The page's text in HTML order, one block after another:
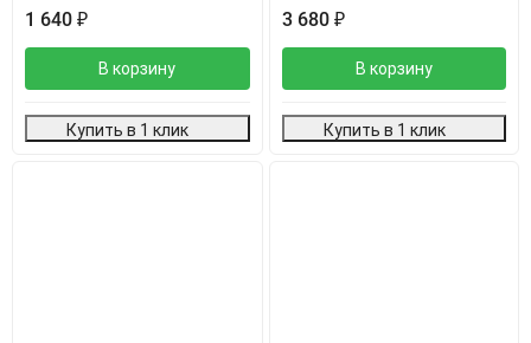
1 640 ₽
В корзину
Купить в 1 клик
3 680 ₽
В корзину
Купить в 1 клик